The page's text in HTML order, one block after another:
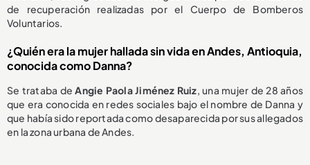
de recuperación realizadas por el Cuerpo de Bomberos
Voluntarios.
¿Quién era la mujer hallada sin vida en Andes, Antioquia,
conocida como Danna?
Se trataba deAngie Paola Jiménez Ruiz, una mujer de 28 años
que era conocida en redes sociales bajo el nombre de Danna y
que había sido reportada como desaparecida por sus allegados
en la zona urbana de Andes.